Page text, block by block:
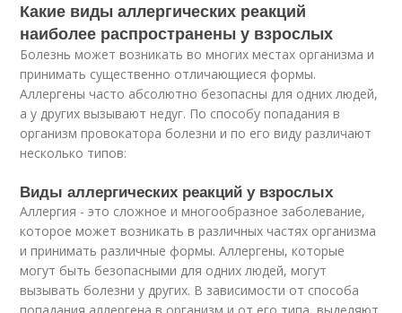
Какие виды аллергических реакций
наиболее распространены у взрослых
Болезнь может возникать во многих местах организма и
принимать существенно отличающиеся формы.
Аллергены часто абсолютно безопасны для одних людей,
а у других вызывают недуг. По способу попадания в
организм провокатора болезни и по его виду различают
несколько типов:
Виды аллергических реакций у взрослых
Аллергия - это сложное и многообразное заболевание,
которое может возникать в различных частях организма
и принимать различные формы. Аллергены, которые
могут быть безопасными для одних людей, могут
вызывать болезни у других. В зависимости от способа